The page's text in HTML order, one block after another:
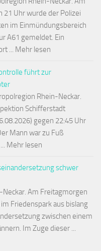
21 Uhr wurde der Polizei
im Einmündungsbereich
A61 gemeldet. Ein
... Mehr lesen
führt zur
Rhein-Neckar.
Schifferstadt
gegen 22:45 Uhr
Mann war zu Fuß
Mehr lesen
schwer
Am Freitagmorgen
Friedenspark aus bislang
zwischen einem
Im Zuge dieser ...